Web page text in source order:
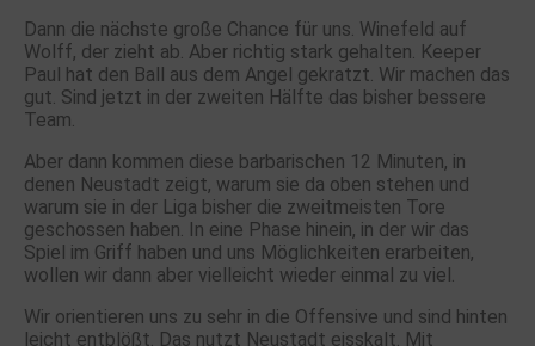
Dann die nächste große Chance für uns. Winefeld auf
Wolff, der zieht ab. Aber richtig stark gehalten. Keeper
Paul hat den Ball aus dem Angel gekratzt. Wir machen das
gut. Sind jetzt in der zweiten Hälfte das bisher bessere
Team.
Aber dann kommen diese barbarischen 12 Minuten, in
denen Neustadt zeigt, warum sie da oben stehen und
warum sie in der Liga bisher die zweitmeisten Tore
geschossen haben. In eine Phase hinein, in der wir das
Spiel im Griff haben und uns Möglichkeiten erarbeiten,
wollen wir dann aber vielleicht wieder einmal zu viel.
Wir orientieren uns zu sehr in die Offensive und sind hinten
leicht entblößt. Das nutzt Neustadt eisskalt. Mit